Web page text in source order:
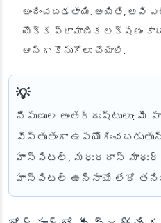
అందించబడతాయి. అయితే, అవి
యొక్క ప్రామాణిక లక్షణం
ఆన్‌గా కొనుగోలు చేయాలి.
నిపుణుల అంతర్దృష్టులు: మీ
విస్తృతంగా
హాస్పిటల్, మధురదాస్
హాస్పిటల్ ఉన్నాయో లేదో